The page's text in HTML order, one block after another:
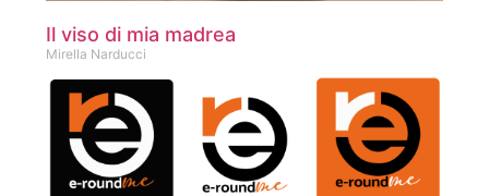
Il viso di mia madrea
Mirella Narducci